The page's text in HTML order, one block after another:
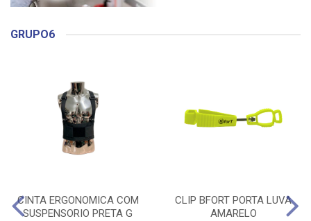
GRUPO6
CINTA ERGONOMICA COM
SUSPENSORIO PRETA G
CLIP BFORT PORTA LUVA
AMARELO